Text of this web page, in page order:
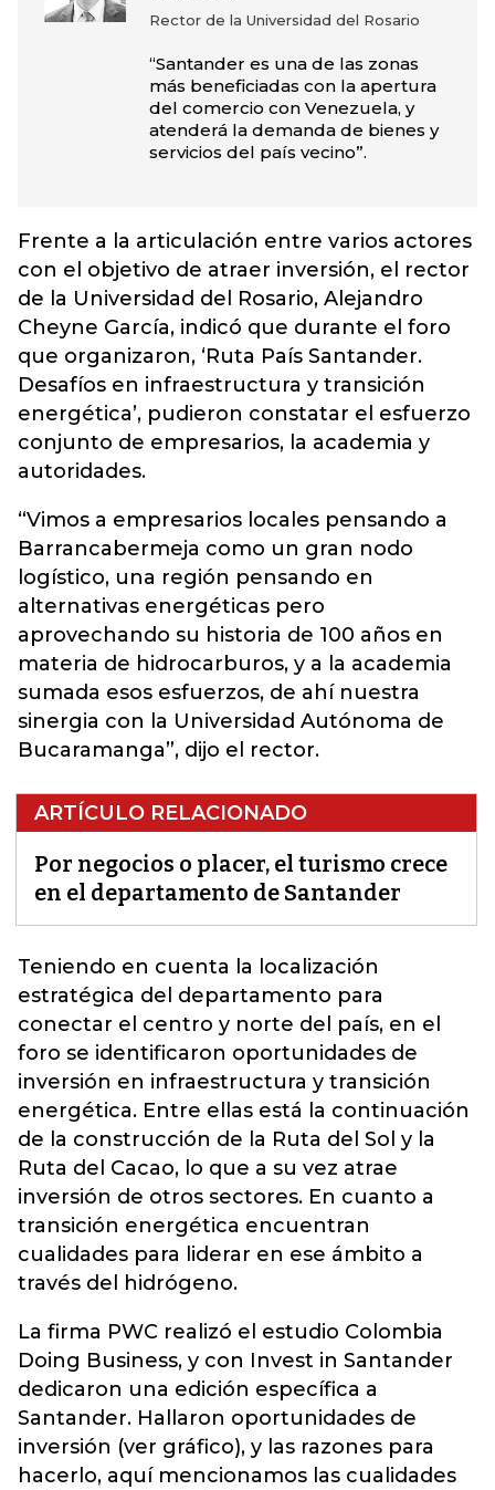
Rector de la Universidad del Rosario
“Santander es una de las zonas
más beneficiadas con la apertura
del comercio con Venezuela, y
atenderá la demanda de bienes y
servicios del país vecino”.
Frente a la articulación entre varios actores
con el objetivo de atraer inversión, el rector
de la Universidad del Rosario, Alejandro
Cheyne García, indicó que durante el foro
que organizaron, ‘Ruta País Santander.
Desafíos en infraestructura y transición
energética’, pudieron constatar el esfuerzo
conjunto de empresarios, la academia y
autoridades.
“Vimos a empresarios locales pensando a
Barrancabermeja como un gran nodo
logístico, una región pensando en
alternativas energéticas pero
aprovechando su historia de 100 años en
materia de hidrocarburos, y a la academia
sumada esos esfuerzos, de ahí nuestra
sinergia con la Universidad Autónoma de
Bucaramanga”, dijo el rector.
ARTÍCULO RELACIONADO
Por negocios o placer, el turismo crece
en el departamento de Santander
Teniendo en cuenta la localización
estratégica del departamento para
conectar el centro y norte del país, en el
foro se identificaron oportunidades de
inversión en infraestructura y transición
energética. Entre ellas está la continuación
de la construcción de la Ruta del Sol y la
Ruta del Cacao, lo que a su vez atrae
inversión de otros sectores. En cuanto a
transición energética encuentran
cualidades para liderar en ese ámbito a
través del hidrógeno.
La firma PWC realizó el estudio Colombia
Doing Business, y con Invest in Santander
dedicaron una edición específica a
Santander. Hallaron oportunidades de
inversión (ver gráfico), y las razones para
hacerlo, aquí mencionamos las cualidades